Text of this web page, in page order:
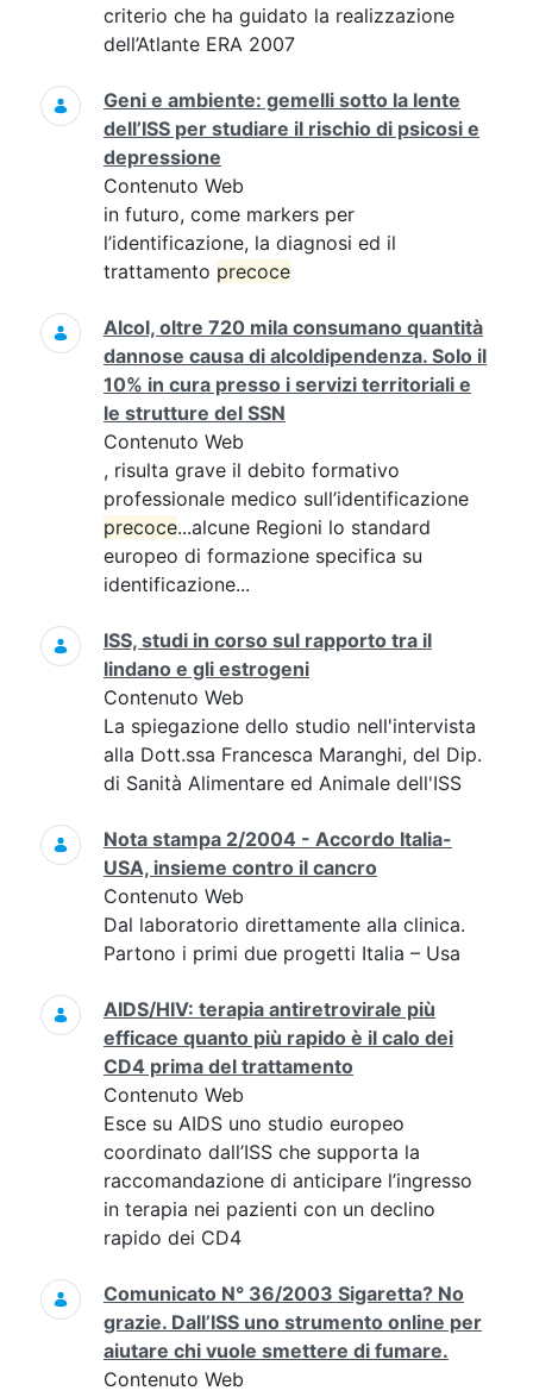
criterio che ha guidato la realizzazione
dell’Atlante ERA 2007
Geni e ambiente: gemelli sotto la lente
dell’ISS per studiare il rischio di psicosi e
depressione
Contenuto Web
in futuro, come markers per
l’identificazione, la diagnosi ed il
trattamento precoce
Alcol, oltre 720 mila consumano quantità
dannose causa di alcoldipendenza. Solo il
10% in cura presso i servizi territoriali e
le strutture del SSN
Contenuto Web
, risulta grave il debito formativo
professionale medico sull’identificazione
precoce...alcune Regioni lo standard
europeo di formazione specifica su
identificazione...
ISS, studi in corso sul rapporto tra il
lindano e gli estrogeni
Contenuto Web
La spiegazione dello studio nell'intervista
alla Dott.ssa Francesca Maranghi, del Dip.
di Sanità Alimentare ed Animale dell'ISS
Nota stampa 2/2004 - Accordo Italia-
USA, insieme contro il cancro
Contenuto Web
Dal laboratorio direttamente alla clinica.
Partono i primi due progetti Italia – Usa
AIDS/HIV: terapia antiretrovirale più
efficace quanto più rapido è il calo dei
CD4 prima del trattamento
Contenuto Web
Esce su AIDS uno studio europeo
coordinato dall’ISS che supporta la
raccomandazione di anticipare l’ingresso
in terapia nei pazienti con un declino
rapido dei CD4
Comunicato N° 36/2003 Sigaretta? No
grazie. Dall’ISS uno strumento online per
aiutare chi vuole smettere di fumare.
Contenuto Web